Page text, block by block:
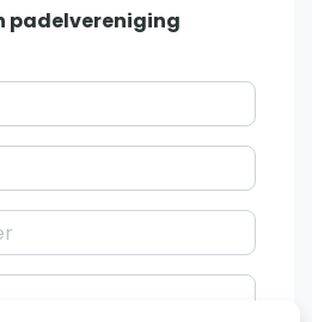
padelvereniging